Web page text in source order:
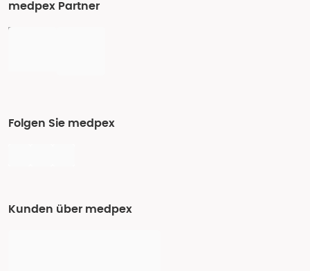
medpex Partner
Folgen Sie medpex
Kunden über medpex